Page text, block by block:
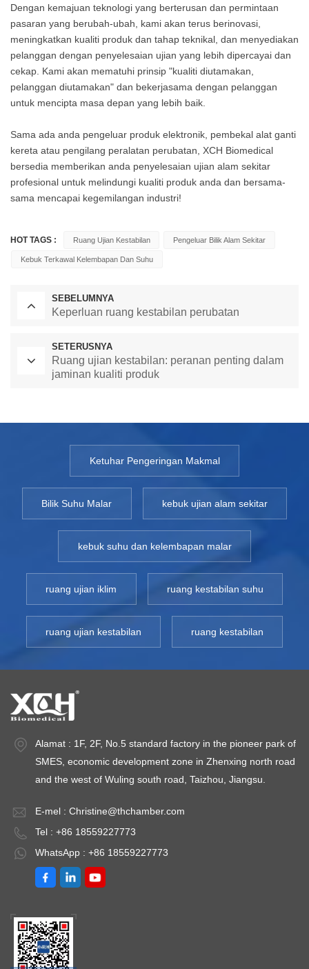
Dengan kemajuan teknologi yang berterusan dan permintaan
pasaran yang berubah-ubah, kami akan terus berinovasi,
meningkatkan kualiti produk dan tahap teknikal, dan menyediakan
pelanggan dengan penyelesaian ujian yang lebih dipercayai dan
cekap. Kami akan mematuhi prinsip "kualiti diutamakan,
pelanggan diutamakan" dan bekerjasama dengan pelanggan
untuk mencipta masa depan yang lebih baik.
Sama ada anda pengeluar produk elektronik, pembekal alat ganti
kereta atau pengilang peralatan perubatan, XCH Biomedical
bersedia memberikan anda penyelesaian ujian alam sekitar
profesional untuk melindungi kualiti produk anda dan bersama-
sama mencapai kegemilangan industri!
HOT TAGS : Ruang Ujian Kestabilan Pengeluar Bilik Alam Sekitar
Kebuk Terkawal Kelembapan Dan Suhu
SEBELUMNYA
Keperluan ruang kestabilan perubatan
SETERUSNYA
Ruang ujian kestabilan: peranan penting dalam
jaminan kualiti produk
Ketuhar Pengeringan Makmal
Bilik Suhu Malar kebuk ujian alam sekitar
kebuk suhu dan kelembapan malar
ruang ujian iklim ruang kestabilan suhu
ruang ujian kestabilan ruang kestabilan
Alamat : 1F, 2F, No.5 standard factory in the pioneer park of
SMES, economic development zone in Zhenxing north road
and the west of Wuling south road, Taizhou, Jiangsu.
E-mel : Christine@thchamber.com
Tel : +86 18559227773
WhatsApp : +86 18559227773